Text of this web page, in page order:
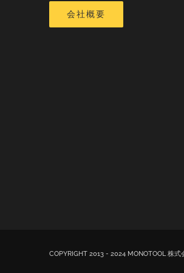
会社概要
COPYRIGHT 2013 - 2024 MONOTOOL